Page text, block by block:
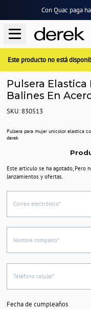
Con Quac paga
Este producto no está
Pulsera
Balines En
SKU: 830513
Pulsera para mujer unicolor elastica
derek
Este articulo se ha agotado, Pero
lanzamientos y ofertas.
Correo electrónico*
Nombre completo*
Teléfono celular*
Fecha de cumpleaños